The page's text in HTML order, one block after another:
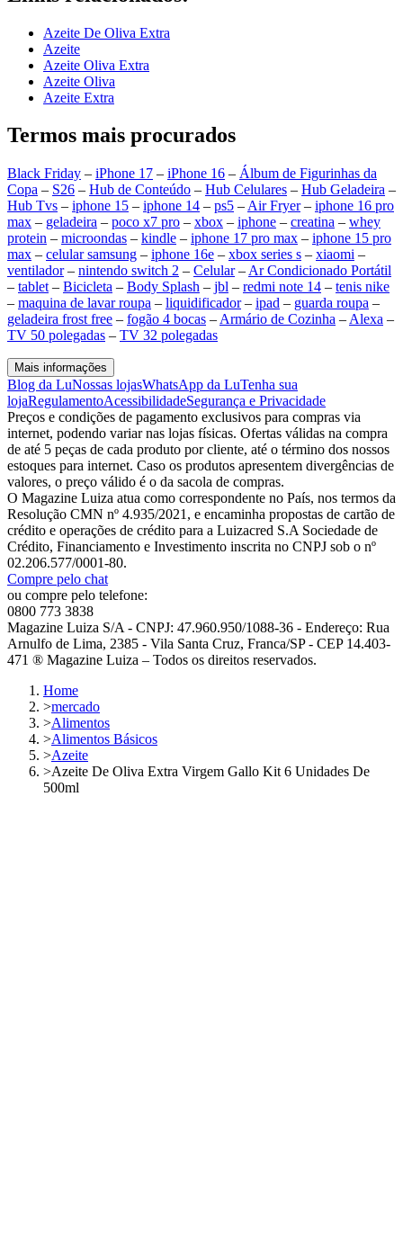
Azeite De Oliva Extra
Azeite
Azeite Oliva Extra
Azeite Oliva
Azeite Extra
Termos mais procurados
Black Friday – iPhone 17 – iPhone 16 – Álbum de Figurinhas da
Copa – S26 – Hub de Conteúdo – Hub Celulares – Hub Geladeira –
Hub Tvs – iphone 15 – iphone 14 – ps5 – Air Fryer– iphone 16 pro
max – geladeira – poco x7 pro – xbox – iphone – creatina – whey
protein – microondas – kindle – iphone 17 pro max – iphone 15 pro
max – celular samsung – iphone 16e – xbox series s – xiaomi –
ventilador– nintendo switch 2 – Celular– Ar Condicionado Portátil
– tablet – Bicicleta – Body Splash – jbl – redmi note 14 – tenis nike
– maquina de lavar roupa – liquidificador– ipad – guarda roupa –
geladeira frost free – fogão 4 bocas – Armário de Cozinha – Alexa –
TV 50 polegadas – TV 32 polegadas
Mais informações
Blog da LuNossas lojasWhatsApp da LuTenha sua
lojaRegulamentoAcessibilidadeSegurança e Privacidade
Preços e condições de pagamento exclusivos para compras via
internet, podendo variar nas lojas físicas. Ofertas válidas na compra
de até 5 peças de cada produto por cliente, até o término dos nossos
estoques para internet. Caso os produtos apresentem divergências de
valores, o preço válido é o da sacola de compras.
O Magazine Luiza atua como correspondente no País, nos termos da
Resolução CMN nº 4.935/2021, e encaminha propostas de cartão de
crédito e operações de crédito para a Luizacred S.A Sociedade de
Crédito, Financiamento e Investimento inscrita no CNPJ sob o nº
02.206.577/0001-80.
Compre pelo chat
ou compre pelo telefone:
0800 773 3838
Magazine Luiza S/A - CNPJ: 47.960.950/1088-36 - Endereço: Rua
Arnulfo de Lima, 2385 - Vila Santa Cruz, Franca/SP - CEP 14.403-
471 ® Magazine Luiza – Todos os direitos reservados.
Home
>mercado
>Alimentos
>Alimentos Básicos
>Azeite
>Azeite De Oliva Extra Virgem Gallo Kit 6 Unidades De
500ml